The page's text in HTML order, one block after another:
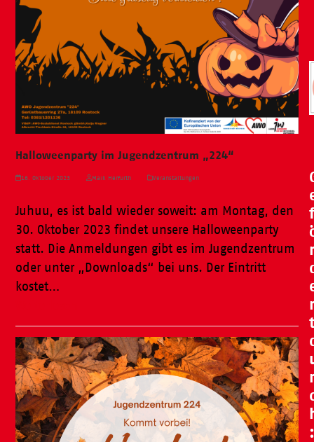
Halloweenparty im Jugendzentrum „224“
16. Oktober 2023 Maik Herfurth Veranstaltungen
Juhuu, es ist bald wieder soweit: am Montag, den
30. Oktober 2023 findet unsere Halloweenparty
statt. Die Anmeldungen gibt es im Jugendzentrum
oder unter „Downloads“ bei uns. Der Eintritt
kostet…
f
r
r
t
r
: